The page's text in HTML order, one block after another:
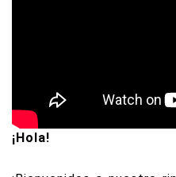
¡Hola!